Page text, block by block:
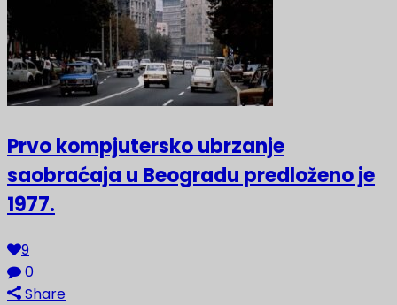
Prvo kompjutersko ubrzanje
saobraćaja u Beogradu predloženo je
1977.
9
0
Share